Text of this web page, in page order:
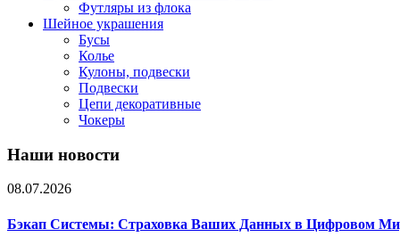
Футляры из флока
Шейное украшения
Бусы
Колье
Кулоны, подвески
Подвески
Цепи декоративные
Чокеры
Наши новости
08.07.2026
Бэкап Системы: Страховка Ваших Данных в Цифровом